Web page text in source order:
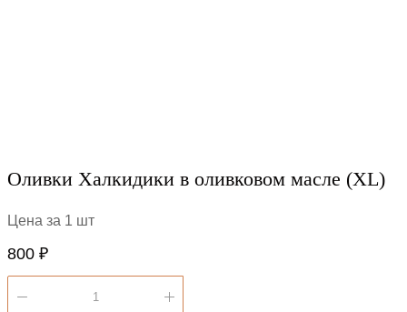
Оливки Халкидики в оливковом масле (XL)
Цена за 1 шт
800 ₽